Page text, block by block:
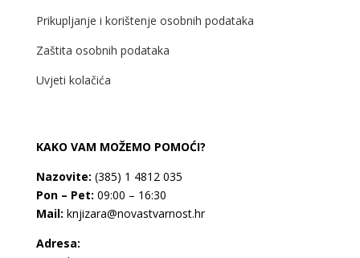
Prikupljanje i korištenje osobnih podataka
Zaštita osobnih podataka
Uvjeti kolačića
KAKO VAM MOŽEMO POMOĆI?
Nazovite: (385) 1 4812 035
Pon – Pet: 09:00 – 16:30
Mail: knjizara@novastvarnost.hr
Adresa: